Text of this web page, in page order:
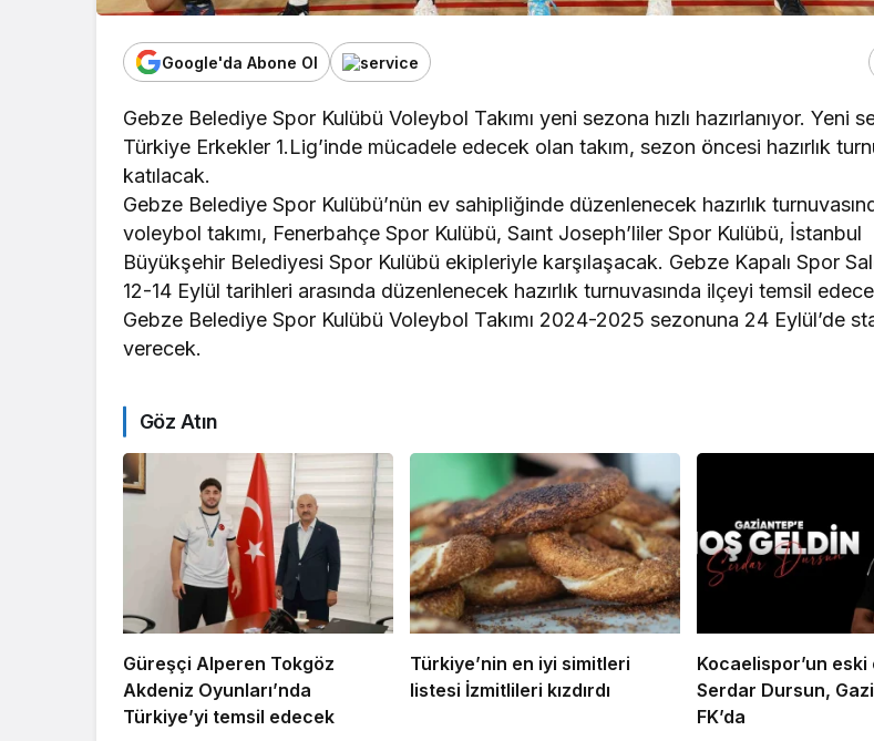
Google'da Abone Ol
Gebze Belediye Spor Kulübü Voleybol Takımı yeni sezona hızlı hazırlanıyor. Yeni
Türkiye Erkekler 1.Lig’inde mücadele edecek olan takım, sezon öncesi hazırlık
katılacak.
Gebze Belediye Spor Kulübü’nün ev sahipliğinde düzenlenecek hazırlık
voleybol takımı, Fenerbahçe Spor Kulübü, Saınt Joseph’liler Spor Kulübü, İstanbul
Büyükşehir Belediyesi Spor Kulübü ekipleriyle karşılaşacak. Gebze Kapalı Spor
12-14 Eylül tarihleri arasında düzenlenecek hazırlık turnuvasında ilçeyi temsil
Gebze Belediye Spor Kulübü Voleybol Takımı 2024-2025 sezonuna 24 Eylül’de
verecek.
Göz Atın
Güreşçi Alperen Tokgöz
Akdeniz Oyunları’nda
Türkiye’yi temsil edecek
Türkiye’nin en iyi simitleri
listesi İzmitlileri kızdırdı
Kocaelispor’un
Serdar Dursun,
FK’da